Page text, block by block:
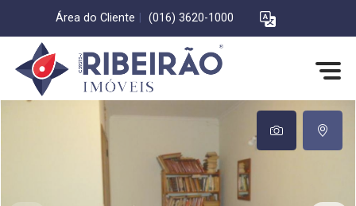
Área do Cliente (016) 3620-1000